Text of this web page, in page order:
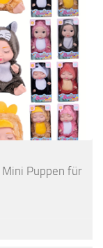
Puppen für